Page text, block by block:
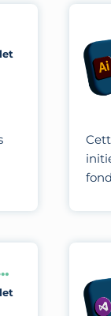
des
Géographique